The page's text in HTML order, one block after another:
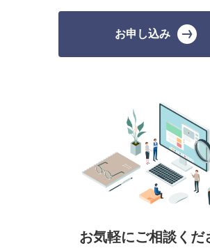
お申し込み
お気軽にご相談くだ